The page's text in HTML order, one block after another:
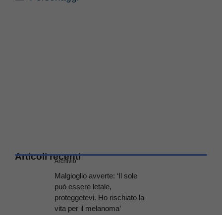
Articoli recenti
Archivio
Malgioglio avverte: ‘Il sole
può essere letale,
proteggetevi. Ho rischiato la
vita per il melanoma’